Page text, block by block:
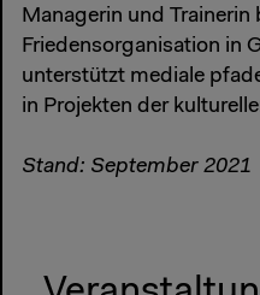
Managerin und Trainerin
Friedensorganisation in
unterstützt mediale
in Projekten der
Stand: September 2021